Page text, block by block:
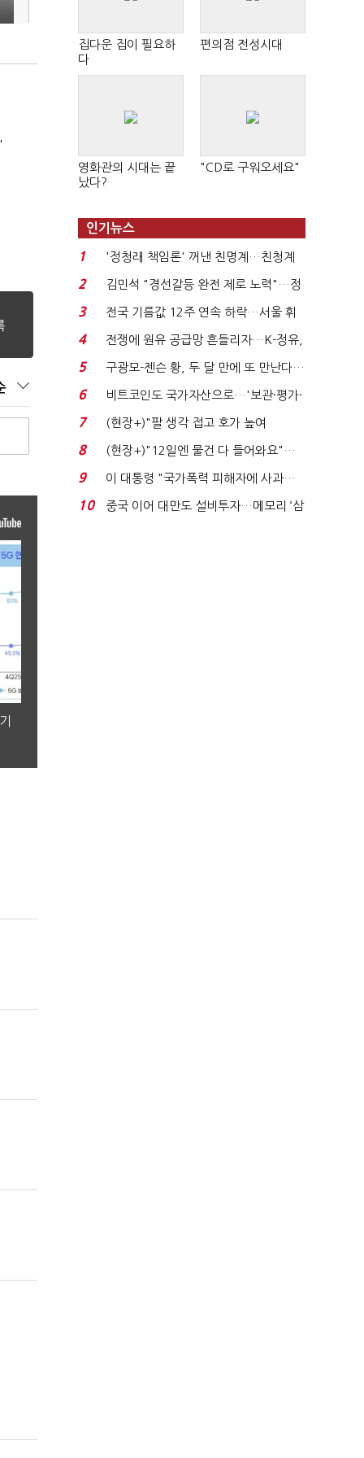
집다운 집이 필요하
다
편의점 전성시대
영화관의 시대는 끝
났다?
"CD로 구워오세요"
인기뉴스
1
'정청래 책임론' 꺼낸 친명계…친청계
는 추가투표 때리기...
2
김민석 "경선갈등 완전 제로 노력"…정
청래 "반명 공세 사...
3
전국 기름값 12주 연속 하락…서울 휘
발윳값 1909원...
4
전쟁에 원유 공급망 흔들리자…K-정유,
에너지안보 핵심...
5
구광모-젠슨 황, 두 달 만에 또 만난다…
로봇·AI 등 논...
6
비트코인도 국가자산으로…'보관·평가·
처분' 기준은 ...
7
(현장+)"팔 생각 접고 호가 높여
요"…'덜 똘똘한 한 채' 20...
8
(현장+)"12일엔 물건 다 들어와요"…
빈 매대 채우며 문 연 ...
9
이 대통령 "국가폭력 피해자에 사과…
적극적 조사로 진...
10
중국 이어 대만도 설비투자…메모리 ‘삼